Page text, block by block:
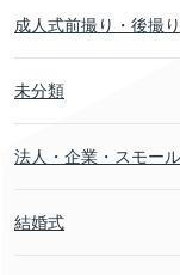
成人式前撮り・後撮り
未分類
法人・企業・スモー
結婚式